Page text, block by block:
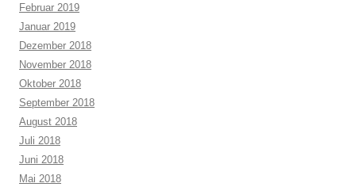
Februar 2019
Januar 2019
Dezember 2018
November 2018
Oktober 2018
September 2018
August 2018
Juli 2018
Juni 2018
Mai 2018